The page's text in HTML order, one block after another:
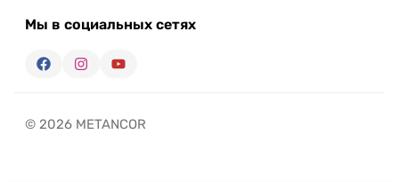
Мы в социальных сетях
© 2026 METANCOR